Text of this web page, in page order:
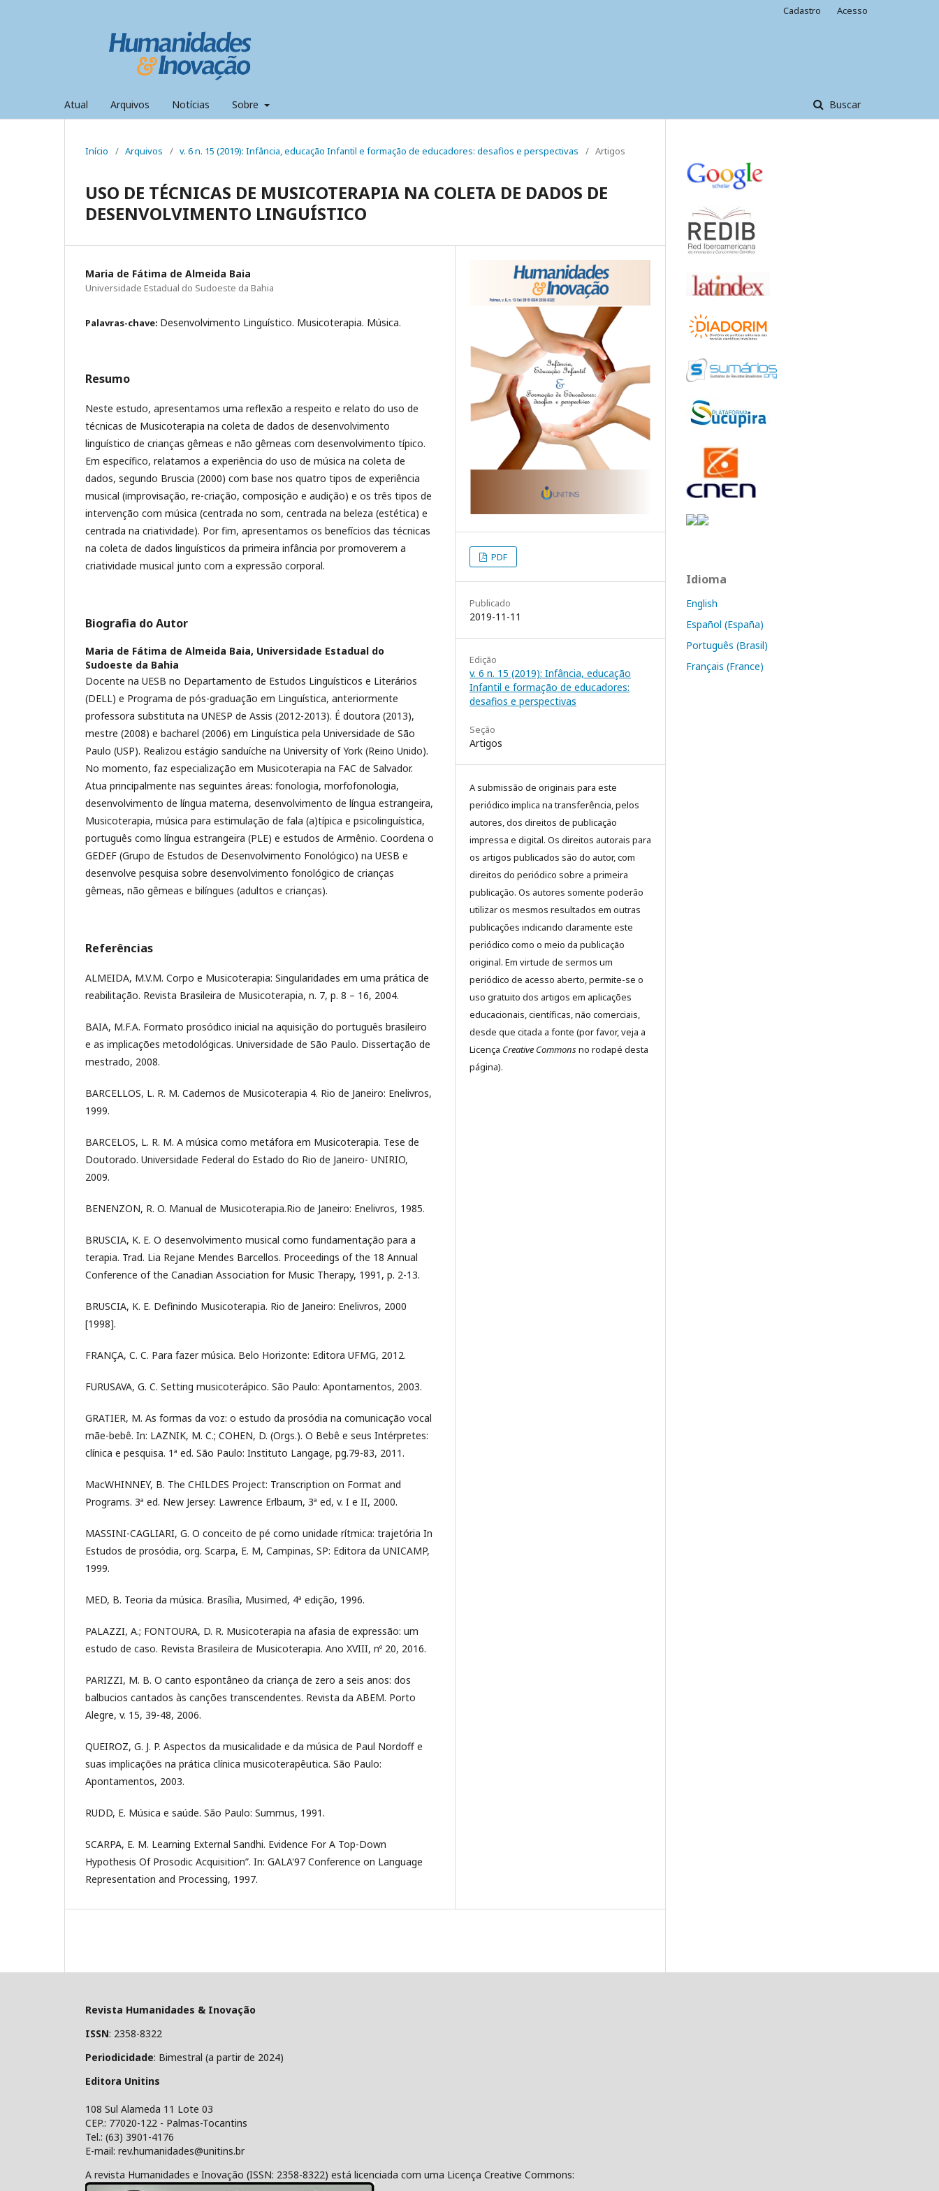
Atual Arquivos Notícias Sobre Buscar
Cadastro Acesso
Início / Arquivos / v. 6 n. 15 (2019): Infância, educação Infantil e formação de educadores: desafios e perspectivas / Artigos
USO DE TÉCNICAS DE MUSICOTERAPIA NA COLETA DE DADOS DE
DESENVOLVIMENTO LINGUÍSTICO
Maria de Fátima de Almeida Baia
Universidade Estadual do Sudoeste da Bahia
Palavras-chave: Desenvolvimento Linguístico. Musicoterapia. Música.
Resumo
Neste estudo, apresentamos uma reflexão a respeito e relato do uso de
técnicas de Musicoterapia na coleta de dados de desenvolvimento
linguístico de crianças gêmeas e não gêmeas com desenvolvimento típico.
Em específico, relatamos a experiência do uso de música na coleta de
dados, segundo Bruscia (2000) com base nos quatro tipos de experiência
musical (improvisação, re-criação, composição e audição) e os três tipos de
intervenção com música (centrada no som, centrada na beleza (estética) e
centrada na criatividade). Por fim, apresentamos os benefícios das técnicas
na coleta de dados linguísticos da primeira infância por promoverem a
criatividade musical junto com a expressão corporal.
Biografia do Autor
Maria de Fátima de Almeida Baia, Universidade Estadual do
Sudoeste da Bahia
Docente na UESB no Departamento de Estudos Linguísticos e Literários
(DELL) e Programa de pós-graduação em Linguística, anteriormente
professora substituta na UNESP de Assis (2012-2013). É doutora (2013),
mestre (2008) e bacharel (2006) em Linguística pela Universidade de São
Paulo (USP). Realizou estágio sanduíche na University of York (Reino Unido).
No momento, faz especialização em Musicoterapia na FAC de Salvador.
Atua principalmente nas seguintes áreas: fonologia, morfofonologia,
desenvolvimento de língua materna, desenvolvimento de língua estrangeira,
Musicoterapia, música para estimulação de fala (a)típica e psicolinguística,
português como língua estrangeira (PLE) e estudos de Armênio. Coordena o
GEDEF (Grupo de Estudos de Desenvolvimento Fonológico) na UESB e
desenvolve pesquisa sobre desenvolvimento fonológico de crianças
gêmeas, não gêmeas e bilíngues (adultos e crianças).
Referências
ALMEIDA, M.V.M. Corpo e Musicoterapia: Singularidades em uma prática de
reabilitação. Revista Brasileira de Musicoterapia, n. 7, p. 8 – 16, 2004.
BAIA, M.F.A. Formato prosódico inicial na aquisição do português brasileiro
e as implicações metodológicas. Universidade de São Paulo. Dissertação de
mestrado, 2008.
BARCELLOS, L. R. M. Cadernos de Musicoterapia 4. Rio de Janeiro: Enelivros,
1999.
BARCELOS, L. R. M. A música como metáfora em Musicoterapia. Tese de
Doutorado. Universidade Federal do Estado do Rio de Janeiro- UNIRIO,
2009.
BENENZON, R. O. Manual de Musicoterapia.Rio de Janeiro: Enelivros, 1985.
BRUSCIA, K. E. O desenvolvimento musical como fundamentação para a
terapia. Trad. Lia Rejane Mendes Barcellos. Proceedings of the 18 Annual
Conference of the Canadian Association for Music Therapy, 1991, p. 2-13.
BRUSCIA, K. E. Definindo Musicoterapia. Rio de Janeiro: Enelivros, 2000
[1998].
FRANÇA, C. C. Para fazer música. Belo Horizonte: Editora UFMG, 2012.
FURUSAVA, G. C. Setting musicoterápico. São Paulo: Apontamentos, 2003.
GRATIER, M. As formas da voz: o estudo da prosódia na comunicação vocal
mãe-bebê. In: LAZNIK, M. C.; COHEN, D. (Orgs.). O Bebê e seus Intérpretes:
clínica e pesquisa. 1ª ed. São Paulo: Instituto Langage, pg.79-83, 2011.
MacWHINNEY, B. The CHILDES Project: Transcription on Format and
Programs. 3ª ed. New Jersey: Lawrence Erlbaum, 3ª ed, v. I e II, 2000.
MASSINI-CAGLIARI, G. O conceito de pé como unidade rítmica: trajetória In
Estudos de prosódia, org. Scarpa, E. M, Campinas, SP: Editora da UNICAMP,
1999.
MED, B. Teoria da música. Brasília, Musimed, 4ª edição, 1996.
PALAZZI, A.; FONTOURA, D. R. Musicoterapia na afasia de expressão: um
estudo de caso. Revista Brasileira de Musicoterapia. Ano XVIII, nº 20, 2016.
PARIZZI, M. B. O canto espontâneo da criança de zero a seis anos: dos
balbucios cantados às canções transcendentes. Revista da ABEM. Porto
Alegre, v. 15, 39-48, 2006.
QUEIROZ, G. J. P. Aspectos da musicalidade e da música de Paul Nordoff e
suas implicações na prática clínica musicoterapêutica. São Paulo:
Apontamentos, 2003.
RUDD, E. Música e saúde. São Paulo: Summus, 1991.
SCARPA, E. M. Learning External Sandhi. Evidence For A Top-Down
Hypothesis Of Prosodic Acquisition”. In: GALA'97 Conference on Language
Representation and Processing, 1997.
PDF
Publicado
2019-11-11
Edição
v. 6 n. 15 (2019): Infância, educação
Infantil e formação de educadores:
desafios e perspectivas
Seção
Artigos
A submissão de originais para este
periódico implica na transferência, pelos
autores, dos direitos de publicação
impressa e digital. Os direitos autorais para
os artigos publicados são do autor, com
direitos do periódico sobre a primeira
publicação. Os autores somente poderão
utilizar os mesmos resultados em outras
publicações indicando claramente este
periódico como o meio da publicação
original. Em virtude de sermos um
periódico de acesso aberto, permite-se o
uso gratuito dos artigos em aplicações
educacionais, científicas, não comerciais,
desde que citada a fonte (por favor, veja a
Licença Creative Commonsno rodapé desta
página).
Idioma
English
Español (España)
Português (Brasil)
Français (France)
Revista Humanidades & Inovação
ISSN: 2358-8322
Periodicidade: Bimestral (a partir de 2024)
Editora Unitins
108 Sul Alameda 11 Lote 03
CEP.: 77020-122 - Palmas-Tocantins
Tel.: (63) 3901-4176
E-mail: rev.humanidades@unitins.br
A revista Humanidades e Inovação (ISSN: 2358-8322) está licenciada com uma Licença Creative Commons: